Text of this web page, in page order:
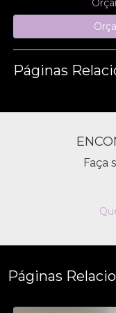
Páginas
Faça
Páginas